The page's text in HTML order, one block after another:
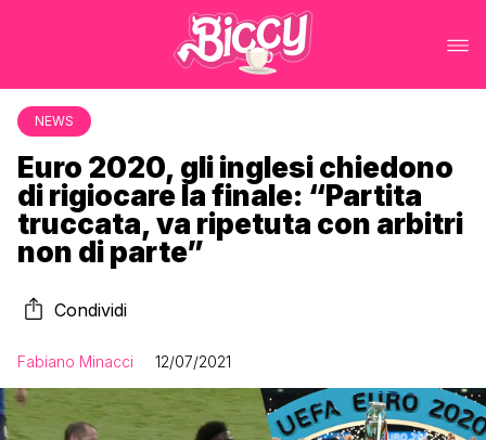
NEWS
Euro 2020, gli inglesi chiedono
di rigiocare la finale: “Partita
truccata, va ripetuta con arbitri
non di parte”
Condividi
Fabiano Minacci 12/07/2021